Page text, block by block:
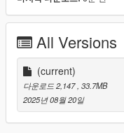
structure as Grand
2-Edit dlclist.xml (Grand
V/mods/update/
line "dlcpacks:/
trainer or
Installation VehFuncs:
All Versions
(current)
다운로드 2,147 , 33.7MB
2025년 08월 20일